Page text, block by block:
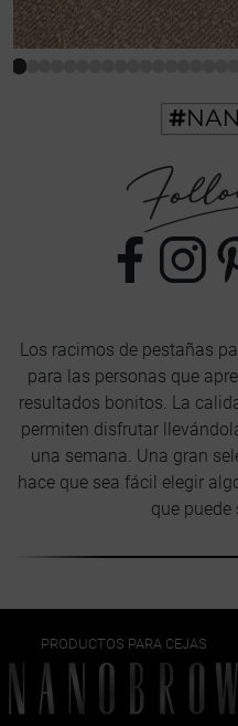
Los racimos de pestañas
para las personas que
resultados bonitos. La
permiten disfrutar
una semana. Una gran
hace que sea fácil elegir
que puede
PRODUCTOS PARA CEJAS